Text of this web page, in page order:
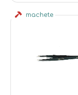
machete